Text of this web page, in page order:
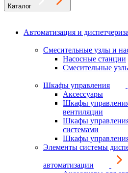
Каталог
Автоматизация и
Смесительные узлы и
Насосные станции
Смесительные
Шкафы управления
Аксессуары
Шкафы
вентиляции
Шкафы
системами
Шкафы
Элементы системы
автоматизации